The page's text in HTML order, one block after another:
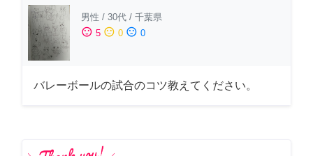
男性 / 30代 / 千葉県
sentiment_satisfied 5 sentiment_neutral 0 sentiment_dissatisfied 0
バレーボールの試合のコツ教えてください。